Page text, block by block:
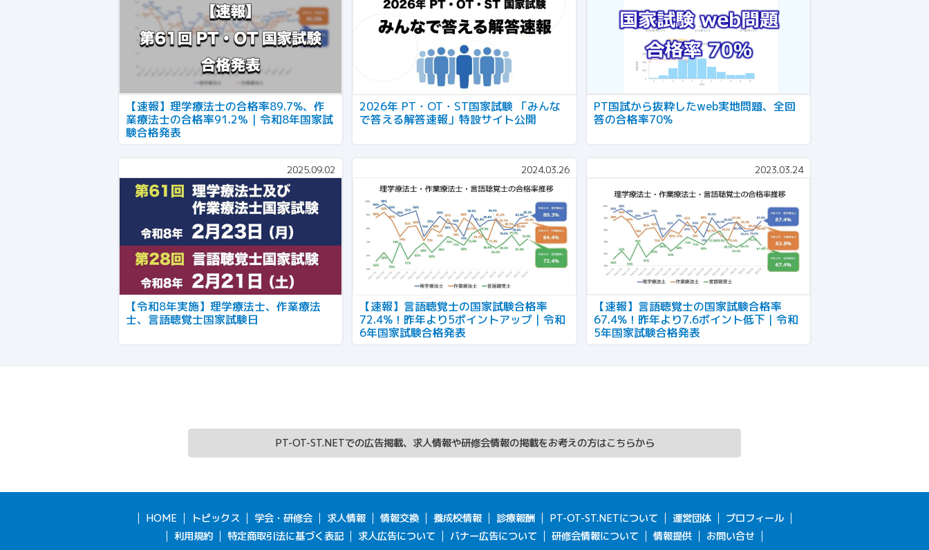
【速報】理学療法士の合格率89.7%、作
業療法士の合格率91.2％｜令和8年国家試
験合格発表
2026年 PT・OT・ST国家試験 「みんな
で答える解答速報」特設サイト公開
PT国試から抜粋したweb実地問題、全回
答の合格率70%
2025.09.02
【令和8年実施】理学療法士、作業療法
士、言語聴覚士国家試験日
2024.03.26
【速報】言語聴覚士の国家試験合格率
72.4%！昨年より5ポイントアップ｜令和
6年国家試験合格発表
2023.03.24
【速報】言語聴覚士の国家試験合格率
67.4%！昨年より7.6ポイント低下｜令和
5年国家試験合格発表
PT-OT-ST.NETでの広告掲載、求人情報や研修会情報の掲載をお考えの方はこちらから
HOME トピックス 学会・研修会 求人情報 情報交換 養成校情報 診療報酬 PT-OT-ST.NETについて 運営団体
プロフィール
利用規約
特定商取引法に基づく表記 求人広告について バナー広告について 研修会情報について 情報提供 お問い合せ